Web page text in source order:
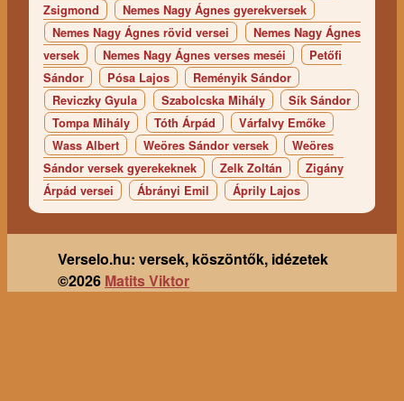
Zsigmond
Nemes Nagy Ágnes gyerekversek
Nemes Nagy Ágnes rövid versei
Nemes Nagy Ágnes
versek
Nemes Nagy Ágnes verses meséi
Petőfi
Sándor
Pósa Lajos
Reményik Sándor
Reviczky Gyula
Szabolcska Mihály
Sík Sándor
Tompa Mihály
Tóth Árpád
Várfalvy Emőke
Wass Albert
Weöres Sándor versek
Weöres
Sándor versek gyerekeknek
Zelk Zoltán
Zigány
Árpád versei
Ábrányi Emil Áprily Lajos
Verselo.hu: versek, köszöntők, idézetek
©2026 Matits Viktor